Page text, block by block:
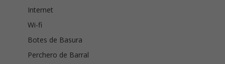
Internet
Wi-fi
Botes de Basura
Perchero de Barral